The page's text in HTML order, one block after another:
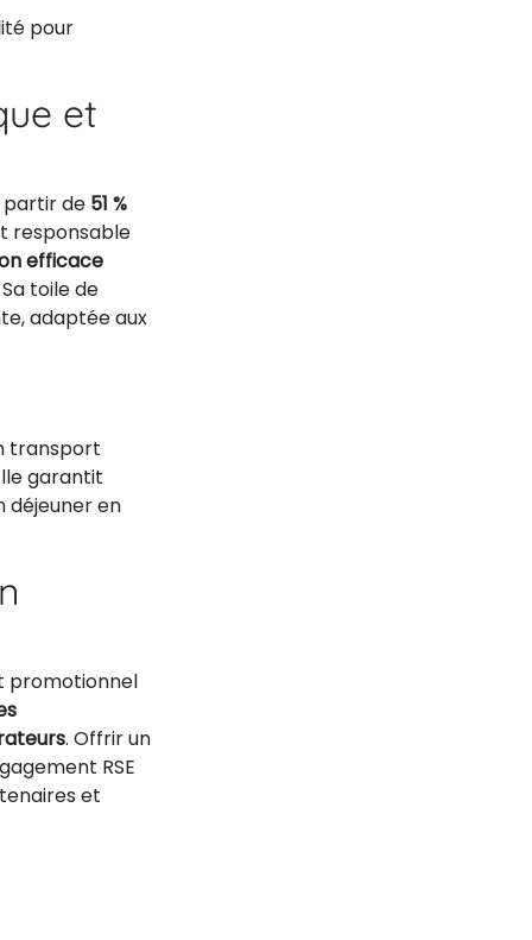
pour
et
partir de 51 %
responsable
efficace
toile de
adaptée aux
transport
garantit
déjeuner en
promotionnel
. Offrir un
RSE
et